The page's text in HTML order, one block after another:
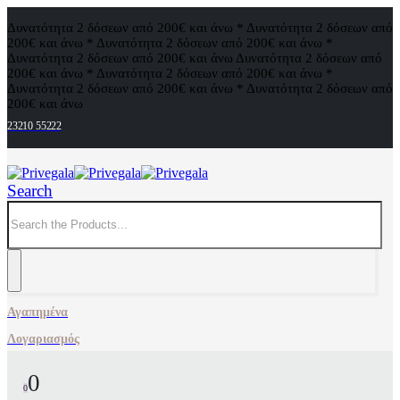
Δυνατότητα 2 δόσεων από 200€ και άνω * Δυνατότητα 2 δόσεων από
200€ και άνω * Δυνατότητα 2 δόσεων από 200€ και άνω *
Δυνατότητα 2 δόσεων από 200€ και άνω Δυνατότητα 2 δόσεων από
200€ και άνω * Δυνατότητα 2 δόσεων από 200€ και άνω *
Δυνατότητα 2 δόσεων από 200€ και άνω * Δυνατότητα 2 δόσεων από
200€ και άνω
23210 55222
Search
Αγαπημένα
Λογαριασμός
00